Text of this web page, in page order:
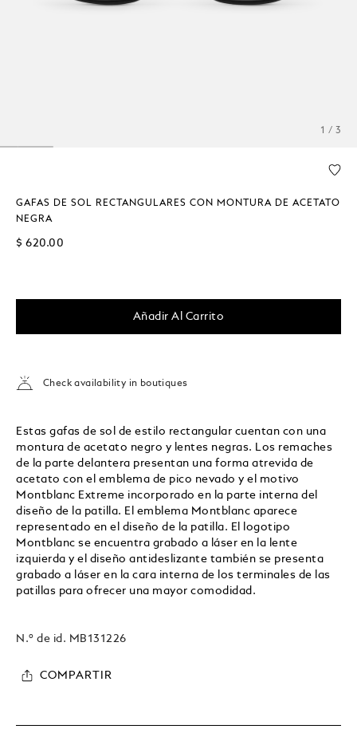
1 / 3
GAFAS DE SOL RECTANGULARES CON MONTURA DE ACETATO
NEGRA
$ 620.00
Añadir Al Carrito
Check availability in boutiques
Estas gafas de sol de estilo rectangular cuentan con una
montura de acetato negro y lentes negras. Los remaches
de la parte delantera presentan una forma atrevida de
acetato con el emblema de pico nevado y el motivo
Montblanc Extreme incorporado en la parte interna del
diseño de la patilla. El emblema Montblanc aparece
representado en el diseño de la patilla. El logotipo
Montblanc se encuentra grabado a láser en la lente
izquierda y el diseño antideslizante también se presenta
grabado a láser en la cara interna de los terminales de las
patillas para ofrecer una mayor comodidad.
N.º de id. MB131226
COMPARTIR